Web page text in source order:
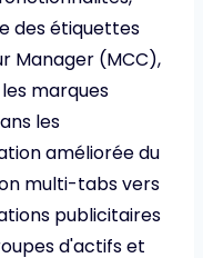
des étiquettes
Manager (MCC),
marques
les
améliorée du
multi-tabs vers
publicitaires
d'actifs et